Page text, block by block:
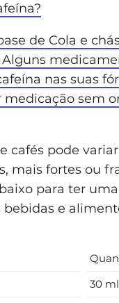
de Cola e
nas suas
sem
cafés pode
mais fortes ou
para ter
e
30 ml